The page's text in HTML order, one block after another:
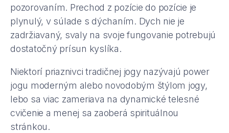
pozorovaním. Prechod z pozície do pozície je
plynulý, v súlade s dýchaním. Dych nie je
zadržiavaný, svaly na svoje fungovanie potrebujú
dostatočný prísun kyslíka.
Niektorí priaznivci tradičnej jogy nazývajú power
jogu moderným alebo novodobým štýlom jogy,
lebo sa viac zameriava na dynamické telesné
cvičenie a menej sa zaoberá spirituálnou
stránkou.